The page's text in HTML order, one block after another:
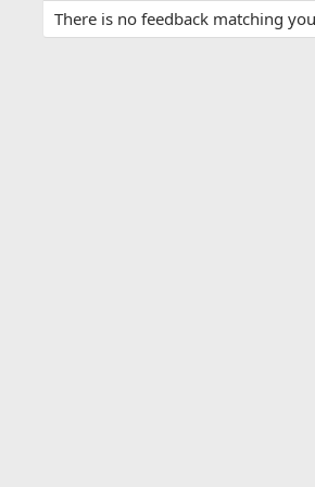
There is no feedback matching